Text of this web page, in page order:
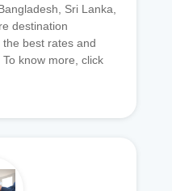
Sri Lanka,
destination
best rates and
know more, click